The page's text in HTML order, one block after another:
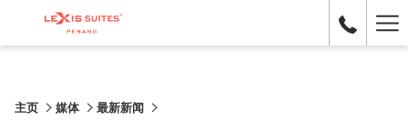
主页 媒体
最新新闻